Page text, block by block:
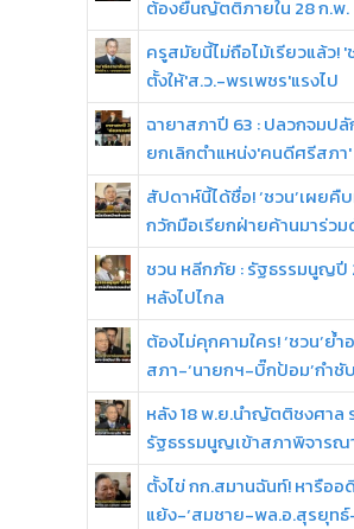
ต้องยื่นญัตติภายใน 28 ก.พ.
ครูสมัยนี้ไม่ถือไม้เรียวแล้ว
ตั้งให้'ส.ว.-พรเพชร'แรงไป
ฉายาสภาปี 63 : ปลวกจมป
ยกเลิกตำแหน่ง'คนดีศรีสภา'
สัปดาห์นี้ได้ชื่อ! ‘ชวน’เผย
กวักมือเรียกฝ่ายค้านมาร่ว
ชวน หลีกภัย : รัฐธรรมนูญปี
หลังไปไกล
ต้องไม่คุกคามใคร! ‘ชวน’ย้
สภา-‘นายกฯ-บิ๊กป้อม’กำชั
หลัง 18 พ.ย.นำญัตติชงศาล
รัฐธรรมนูญเข้าสภาพิจารณ
ตั้งไข่ กก.สมานฉันท์! หารือ
แย้ง-‘สมชาย-พล.อ.สุรยุทธ์